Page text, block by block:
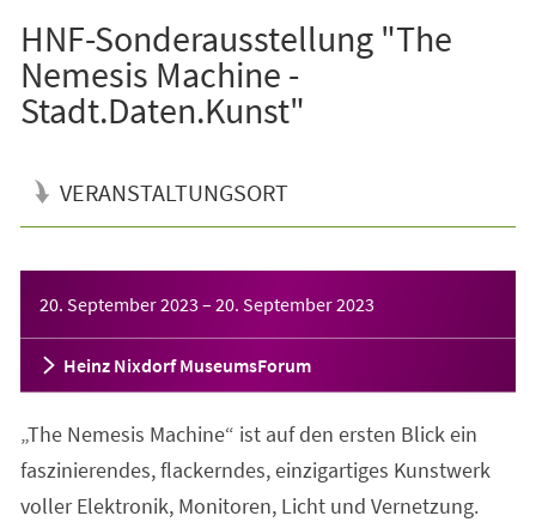
HNF-Sonderausstellung "The
Nemesis Machine -
Stadt.Daten.Kunst"
VERANSTALTUNGSORT
20. September 2023 – 20. September 2023
Heinz Nixdorf MuseumsForum
„The Nemesis Machine“ ist auf den ersten Blick ein
faszinierendes, flackerndes, einzigartiges Kunstwerk
voller Elektronik, Monitoren, Licht und Vernetzung.